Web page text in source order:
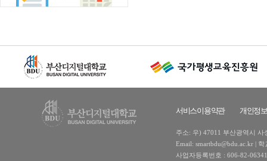
서비스이용약관 개인정
주소: 우) 47011 부산광역시 사
Email: smartbdu@bdu.ac.kr |
사업자등록번호 : 606-82-